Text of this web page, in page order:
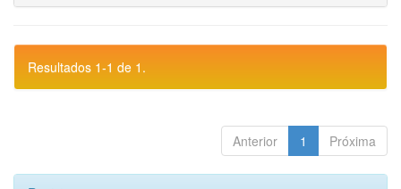
Resultados 1-1 de 1.
Anterior 1 Próxima